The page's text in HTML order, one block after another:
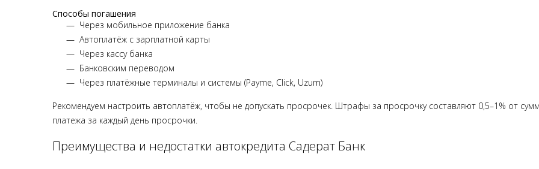
Способы погашения
Через мобильное приложение банка
Автоплатёж с зарплатной карты
Через кассу банка
Банковским переводом
Через платёжные терминалы и системы (Payme, Click, Uzum)
Рекомендуем настроить автоплатёж, чтобы не допускать просрочек. Штрафы за просрочку составляют 0,5–1% от
платежа за каждый день просрочки.
Преимущества и недостатки автокредита Садерат Банк